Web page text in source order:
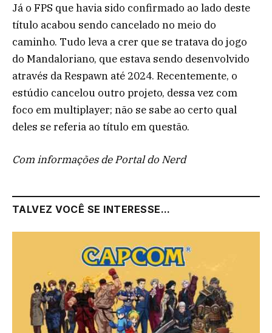
Já o FPS que havia sido confirmado ao lado deste
título acabou sendo cancelado no meio do
caminho. Tudo leva a crer que se tratava do jogo
do Mandaloriano, que estava sendo desenvolvido
através da Respawn até 2024. Recentemente, o
estúdio cancelou outro projeto, dessa vez com
foco em multiplayer; não se sabe ao certo qual
deles se referia ao título em questão.
Com informações de Portal do Nerd
TALVEZ VOCÊ SE INTERESSE...